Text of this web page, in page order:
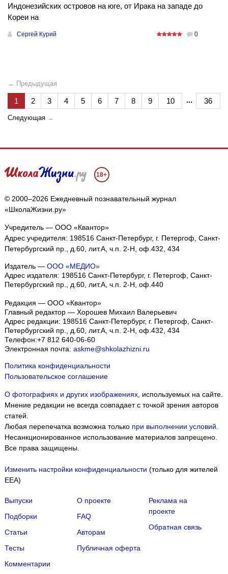
Индонезийских островов на юге, от Ирака на западе до
Кореи на
Сергей Курий 0
← Предыдущая
1 2 3 4 5 6 7 8 9 10 ... 36
Следующая →
18+
© 2000–2026 Ежедневный познавательный журнал
«ШколаЖизни.ру»
Учредитель — ООО «Квантор»
Адрес учредителя: 198516 Санкт-Петербург, г. Петергоф, Санкт-
Петербургский пр., д.60, лит.А, ч.п. 2-Н, оф.432, 434
Издатель — ООО «МЕДИО»
Адрес издателя: 198516 Санкт-Петербург, г. Петергоф, Санкт-
Петербургский пр., д.60, лит.А, ч.п. 2-Н, оф.440
Редакция — ООО «Квантор»
Главный редактор — Хорошев Михаил Валерьевич
Адрес редакции: 198516 Санкт-Петербург, г. Петергоф, Санкт-
Петербургский пр., д.60, лит.А, ч.п. 2-Н, оф.432, 434
Телефон:+7 812 640-06-60
Электронная почта: askme@shkolazhizni.ru
Политика конфиденциальности
Пользовательское соглашение
О фотографиях и других изображениях, используемых на сайте.
Мнение редакции не всегда совпадает с точкой зрения авторов
статей.
Любая перепечатка возможна только при выполнении условий.
Несанкционированное использование материалов запрещено.
Все права защищены.
Изменить настройки конфиденциальности (только для жителей
EEA)
Выпуски
Подборки
Статьи
Тесты
Комментарии
О проекте
FAQ
Авторам
Публичная оферта
Реклама на
проекте
Обратная связь